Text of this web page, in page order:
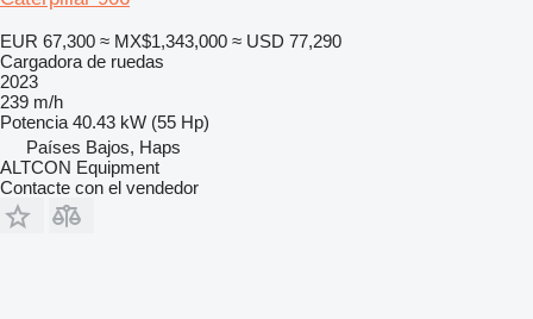
EUR 67,300 ≈ MX$1,343,000 ≈ USD 77,290
Cargadora de ruedas
2023
239 m/h
Potencia 40.43 kW (55 Hp)
Países Bajos, Haps
ALTCON Equipment
Contacte con el vendedor